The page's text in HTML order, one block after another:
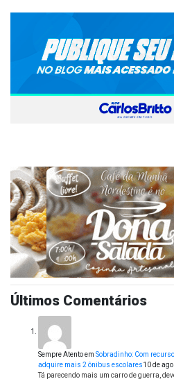
Últimos Comentários
Sempre Atentoem Sobradinho: Com
adquire mais 2 ônibus escolares10 de
Tá parecendo mais um carro de guerra,